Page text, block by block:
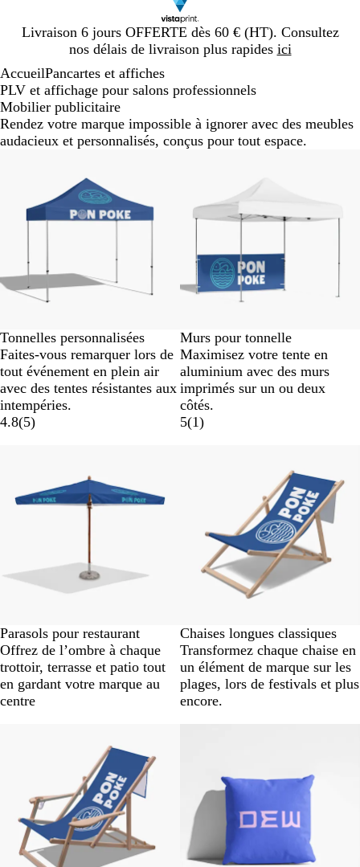
Livraison 6 jours OFFERTE dès 60 € (HT). Consultez
nos délais de livraison plus rapides ici
Diapositive
1
AccueilPancartes et affiches
PLV et affichage pour salons professionnels
Mobilier publicitaire
Rendez votre marque impossible à ignorer avec des meubles
audacieux et personnalisés, conçus pour tout espace.
Tonnelles personnalisées
Faites-vous remarquer lors de
tout événement en plein air
avec des tentes résistantes aux
intempéries.
4.8(5)
Murs pour tonnelle
Maximisez votre tente en
aluminium avec des murs
imprimés sur un ou deux
côtés.
5(1)
Parasols pour restaurant
Offrez de l’ombre à chaque
trottoir, terrasse et patio tout
en gardant votre marque au
centre
Chaises longues classiques
Transformez chaque chaise en
un élément de marque sur les
plages, lors de festivals et plus
encore.